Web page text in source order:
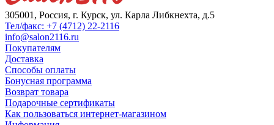
305001, Россия, г. Курск, ул. Карла Либкнехта, д.5
Тел/факс: +7 (4712) 22-2116
info@salon2116.ru
Покупателям
Доставка
Способы оплаты
Бонусная программа
Возврат товара
Подарочные сертификаты
Как пользоваться интернет-магазином